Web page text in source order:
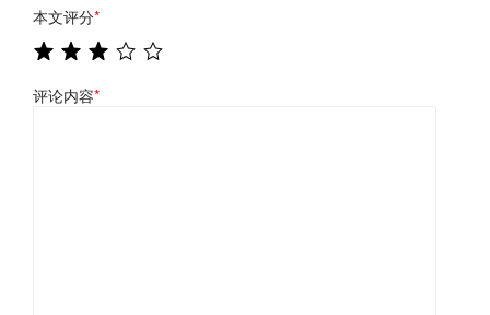
本文评分*
评论内容*